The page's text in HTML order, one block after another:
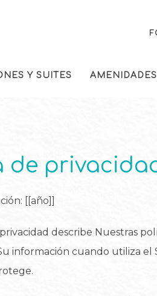
Y SUITES
de
[[año]]
describe Nuestras
información cuando utiliza el